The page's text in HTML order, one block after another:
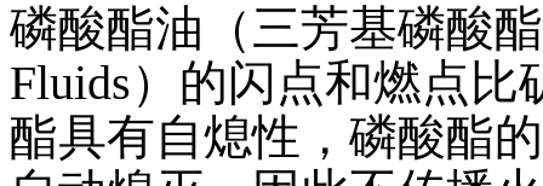
磷酸酯油（三芳基磷酸酯
Fluids）的闪点和燃点
酯具有自熄性，磷酸酯